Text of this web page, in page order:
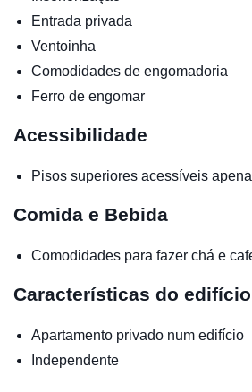
Entrada privada
Ventoinha
Comodidades de engomadoria
Ferro de engomar
Acessibilidade
Pisos superiores acessíveis
Comida e Bebida
Comodidades para fazer chá e
Características do edifício
Apartamento privado num edifício
Independente